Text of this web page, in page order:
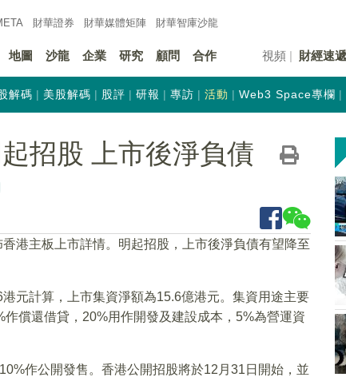
財華證券 財華媒體矩陣 財華智庫沙龍
地圖 沙龍 企業 研究 顧問 合作 視頻 財經速遞
解碼 美股解碼 股評 研報 專訪 活動 Web3 Space專欄
招股 上市後淨負債
港主板上市詳情。明起招股，上市後淨負債有望降至
元計算，上市集資淨額為15.6億港元。集資用途主要
償還借貸，20%用作開發及建設成本，5%為營運資
作公開發售。香港公開招股將於12月31日開始，並